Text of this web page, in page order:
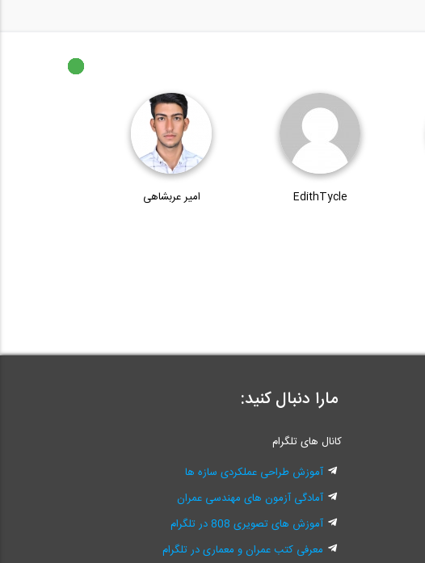
EdithTycle امیر عربشاهی
مارا دنبال کنید:
کانال های تلگرام
آموزش طراحی عملکردی سازه ها
آمادگی آزمون های مهندسی عمران
آموزش های تصویری 808 در تلگرام
معرفی کتب عمران و معماری در تلگرام